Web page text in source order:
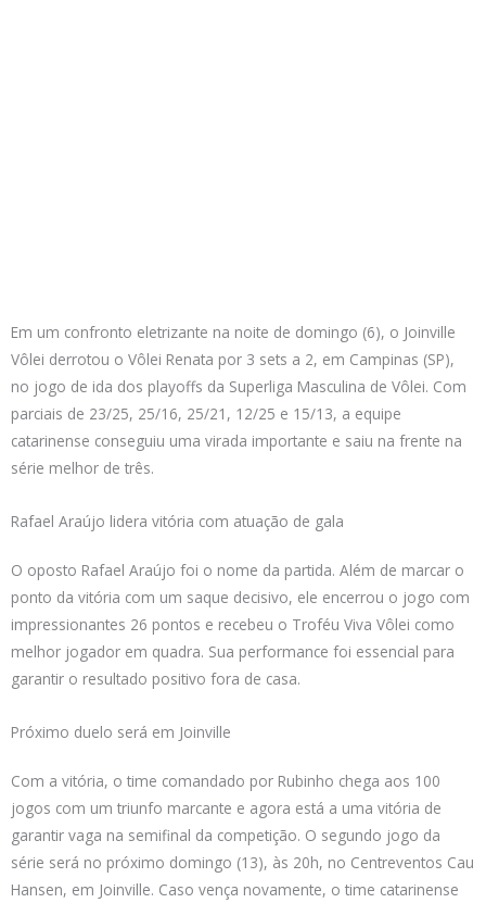
Em um confronto eletrizante na noite de domingo (6), o Joinville
Vôlei derrotou o Vôlei Renata por 3 sets a 2, em Campinas (SP),
no jogo de ida dos playoffs da Superliga Masculina de Vôlei. Com
parciais de 23/25, 25/16, 25/21, 12/25 e 15/13, a equipe
catarinense conseguiu uma virada importante e saiu na frente na
série melhor de três.
Rafael Araújo lidera vitória com atuação de gala
O oposto Rafael Araújo foi o nome da partida. Além de marcar o
ponto da vitória com um saque decisivo, ele encerrou o jogo com
impressionantes 26 pontos e recebeu o Troféu Viva Vôlei como
melhor jogador em quadra. Sua performance foi essencial para
garantir o resultado positivo fora de casa.
Próximo duelo será em Joinville
Com a vitória, o time comandado por Rubinho chega aos 100
jogos com um triunfo marcante e agora está a uma vitória de
garantir vaga na semifinal da competição. O segundo jogo da
série será no próximo domingo (13), às 20h, no Centreventos Cau
Hansen, em Joinville. Caso vença novamente, o time catarinense